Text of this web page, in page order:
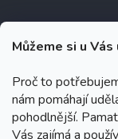
Můžeme si u
Proč to
nám pomáhají
pohodlnější.
Vás zajímá a
Copyright 2026